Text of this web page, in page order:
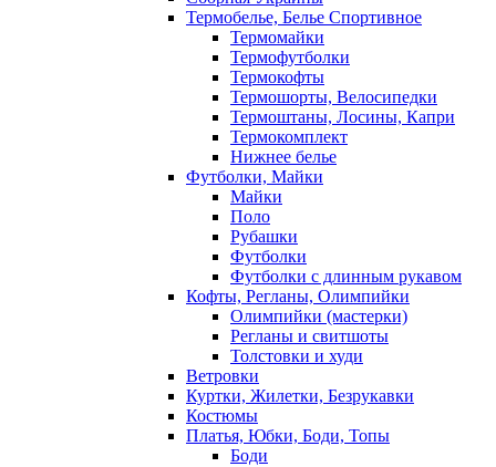
Термобелье, Белье Спортивное
Термомайки
Термофутболки
Термокофты
Термошорты, Велосипедки
Термоштаны, Лосины, Капри
Термокомплект
Нижнее белье
Футболки, Майки
Майки
Поло
Рубашки
Футболки
Футболки с длинным рукавом
Кофты, Регланы, Олимпийки
Олимпийки (мастерки)
Регланы и свитшоты
Толстовки и худи
Ветровки
Куртки, Жилетки, Безрукавки
Костюмы
Платья, Юбки, Боди, Топы
Боди